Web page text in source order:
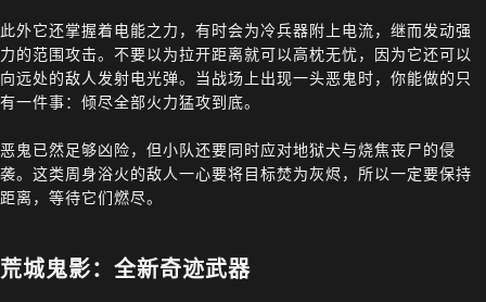
此外它还掌握着电能之力，有时会为冷兵器附上电流，继而发动强
力的范围攻击。不要以为拉开距离就可以高枕无忧，因为它还可以
向远处的敌人发射电光弹。当战场上出现一头恶鬼时，你能做的只
有一件事：倾尽全部火力猛攻到底。
恶鬼已然足够凶险，但小队还要同时应对地狱犬与烧焦丧尸的侵
袭。这类周身浴火的敌人一心要将目标焚为灰烬，所以一定要保持
距离，等待它们燃尽。
荒城鬼影：全新奇迹武器